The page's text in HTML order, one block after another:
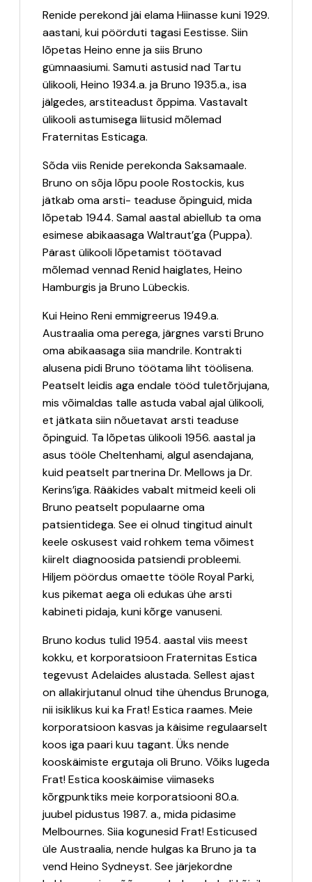
Renide perekond jäi elama Hiinasse kuni 1929.
aastani, kui pöörduti tagasi Eestisse. Siin
lõpetas Heino enne ja siis Bruno
gümnaasiumi. Samuti astusid nad Tartu
ülikooli, Heino 1934.a. ja Bruno 1935.a., isa
jälgedes, arstiteadust õppima. Vastavalt
ülikooli astumisega liitusid mõlemad
Fraternitas Esticaga.
Sõda viis Renide perekonda Saksamaale.
Bruno on sõja lõpu poole Rostockis, kus
jätkab oma arsti- teaduse õpinguid, mida
lõpetab 1944. Samal aastal abiellub ta oma
esimese abikaasaga Waltraut’ga (Puppa).
Pärast ülikooli lõpetamist töötavad
mõlemad vennad Renid haiglates, Heino
Hamburgis ja Bruno Lübeckis.
Kui Heino Reni emmigreerus 1949.a.
Austraalia oma perega, järgnes varsti Bruno
oma abikaasaga siia mandrile. Kontrakti
alusena pidi Bruno töötama liht töölisena.
Peatselt leidis aga endale tööd tuletõrjujana,
mis võimaldas talle astuda vabal ajal ülikooli,
et jätkata siin nõuetavat arsti teaduse
õpinguid. Ta lõpetas ülikooli 1956. aastal ja
asus tööle Cheltenhami, algul asendajana,
kuid peatselt partnerina Dr. Mellows ja Dr.
Kerins’iga. Rääkides vabalt mitmeid keeli oli
Bruno peatselt populaarne oma
patsientidega. See ei olnud tingitud ainult
keele oskusest vaid rohkem tema võimest
kiirelt diagnoosida patsiendi probleemi.
Hiljem pöördus omaette tööle Royal Parki,
kus pikemat aega oli edukas ühe arsti
kabineti pidaja, kuni kõrge vanuseni.
Bruno kodus tulid 1954. aastal viis meest
kokku, et korporatsioon Fraternitas Estica
tegevust Adelaides alustada. Sellest ajast
on allakirjutanul olnud tihe ühendus Brunoga,
nii isiklikus kui ka Frat! Estica raames. Meie
korporatsioon kasvas ja käisime regulaarselt
koos iga paari kuu tagant. Üks nende
kooskäimiste ergutaja oli Bruno. Võiks lugeda
Frat! Estica kooskäimise viimaseks
kõrgpunktiks meie korporatsiooni 80.a.
juubel pidustus 1987. a., mida pidasime
Melbournes. Siia kogunesid Frat! Esticused
üle Austraalia, nende hulgas ka Bruno ja ta
vend Heino Sydneyst. See järjekordne